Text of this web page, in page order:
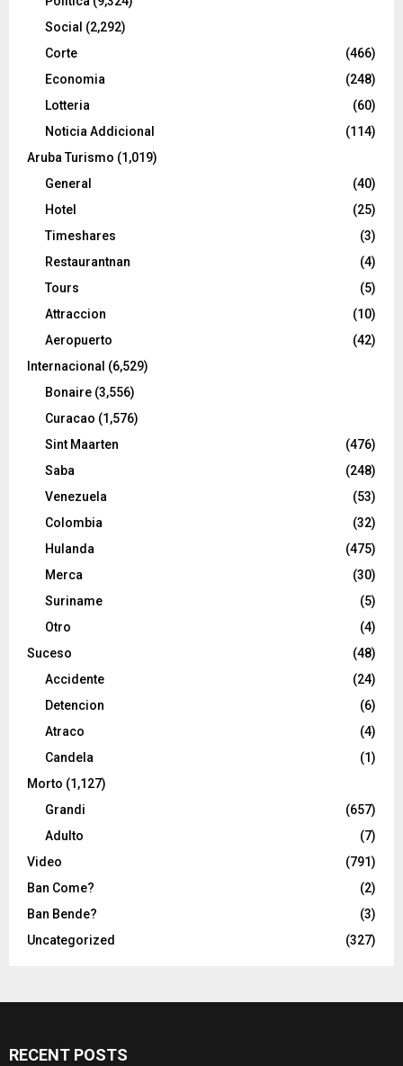
Social (2,292)
Corte
(466)
Economia
(248)
Lotteria
(60)
Noticia Addicional
(114)
Aruba Turismo (1,019)
General
(40)
Hotel
(25)
Timeshares
(3)
Restaurantnan
(4)
Tours
(5)
Attraccion
(10)
Aeropuerto
(42)
Internacional (6,529)
Bonaire (3,556)
Curacao (1,576)
Sint Maarten
(476)
Saba
(248)
Venezuela
(53)
Colombia
(32)
Hulanda
(475)
Merca
(30)
Suriname
(5)
Otro
(4)
Suceso
(48)
Accidente
(24)
Detencion
(6)
Atraco
(4)
Candela
(1)
Morto (1,127)
Grandi
(657)
Adulto
(7)
Video
(791)
Ban Come?
(2)
Ban Bende?
(3)
Uncategorized
(327)
RECENT POSTS